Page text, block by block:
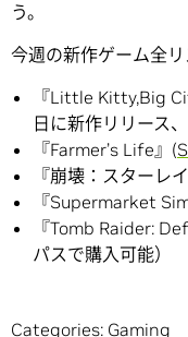
う。
今週の新作ゲーム全リ
『Little Kitty,Big
日に新作リリース
『Farmer’s Life』(
『崩壊：スターレ
『Supermarket
『Tomb Raider:
パスで購入可能）
Categories: Gaming